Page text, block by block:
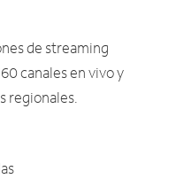
de streaming
canales en vivo y
regionales.